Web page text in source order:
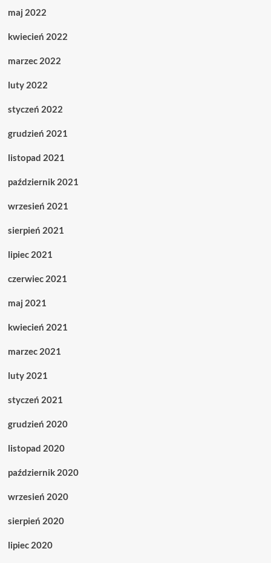
maj 2022
kwiecień 2022
marzec 2022
luty 2022
styczeń 2022
grudzień 2021
listopad 2021
październik 2021
wrzesień 2021
sierpień 2021
lipiec 2021
czerwiec 2021
maj 2021
kwiecień 2021
marzec 2021
luty 2021
styczeń 2021
grudzień 2020
listopad 2020
październik 2020
wrzesień 2020
sierpień 2020
lipiec 2020